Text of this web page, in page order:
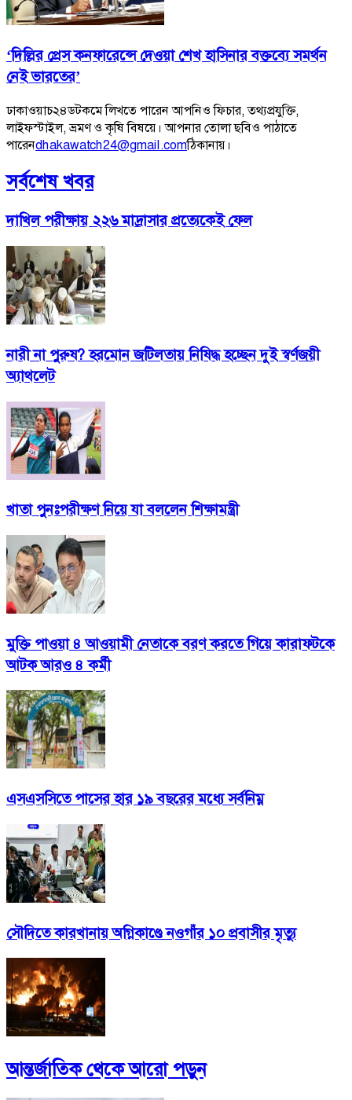
‘দিল্লির প্রেস কনফারেন্সে দেওয়া শেখ হাসিনার বক্তব্যে সমর্থন
নেই ভারতের’
ঢাকাওয়াচ২৪ডটকমে লিখতে পারেন আপনিও ফিচার, তথ্যপ্রযুক্তি,
লাইফস্টাইল, ভ্রমণ ও কৃষি বিষয়ে। আপনার তোলা ছবিও পাঠাতে
পারেনdhakawatch24@gmail.comঠিকানায়।
সর্বশেষ খবর
দাখিল পরীক্ষায় ২২৬ মাদ্রাসার প্রত্যেকেই ফেল
নারী না পুরুষ? হরমোন জটিলতায় নিষিদ্ধ হচ্ছেন দুই স্বর্ণজয়ী
অ্যাথলেট
খাতা পুনঃপরীক্ষণ নিয়ে যা বললেন শিক্ষামন্ত্রী
মুক্তি পাওয়া ৪ আওয়ামী নেতাকে বরণ করতে গিয়ে কারাফটকে
আটক আরও ৪ কর্মী
এসএসসিতে পাসের হার ১৯ বছরের মধ্যে সর্বনিম্ন
সৌদিতে কারখানায় অগ্নিকাণ্ডে নওগাঁর ১০ প্রবাসীর মৃত্যু
আন্তর্জাতিকথেকে আরো পড়ুন